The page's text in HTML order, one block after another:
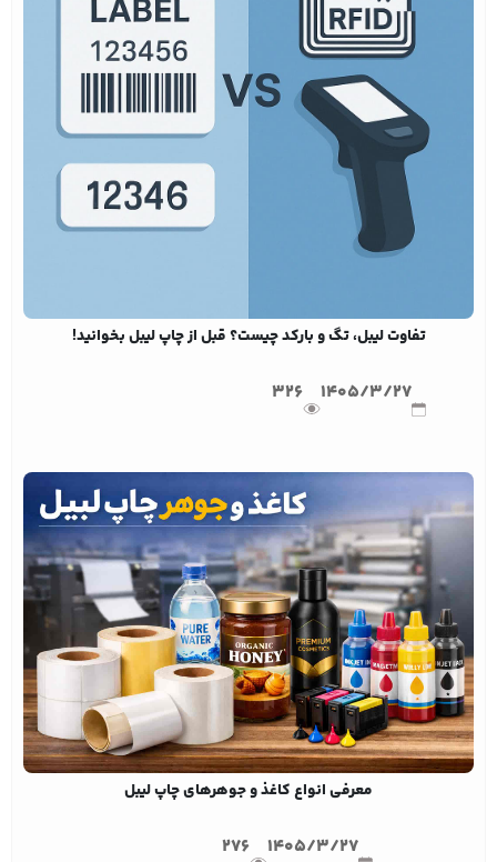
تفاوت لیبل، تگ و بارکد چیست؟ قبل از چاپ لیبل بخوانید!
1405/3/27
326
معرفی انواع کاغذ و جوهرهای چاپ لیبل
1405/3/27
276